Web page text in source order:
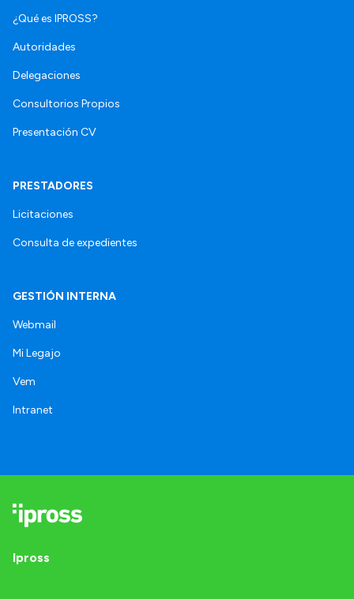
¿Qué es IPROSS?
Autoridades
Delegaciones
Consultorios Propios
Presentación CV
PRESTADORES
Licitaciones
Consulta de expedientes
GESTIÓN INTERNA
Webmail
Mi Legajo
Vem
Intranet
Ipross